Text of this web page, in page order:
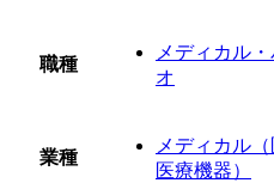
職種
メディカル・
オ
業種
メディカル
医療機器）